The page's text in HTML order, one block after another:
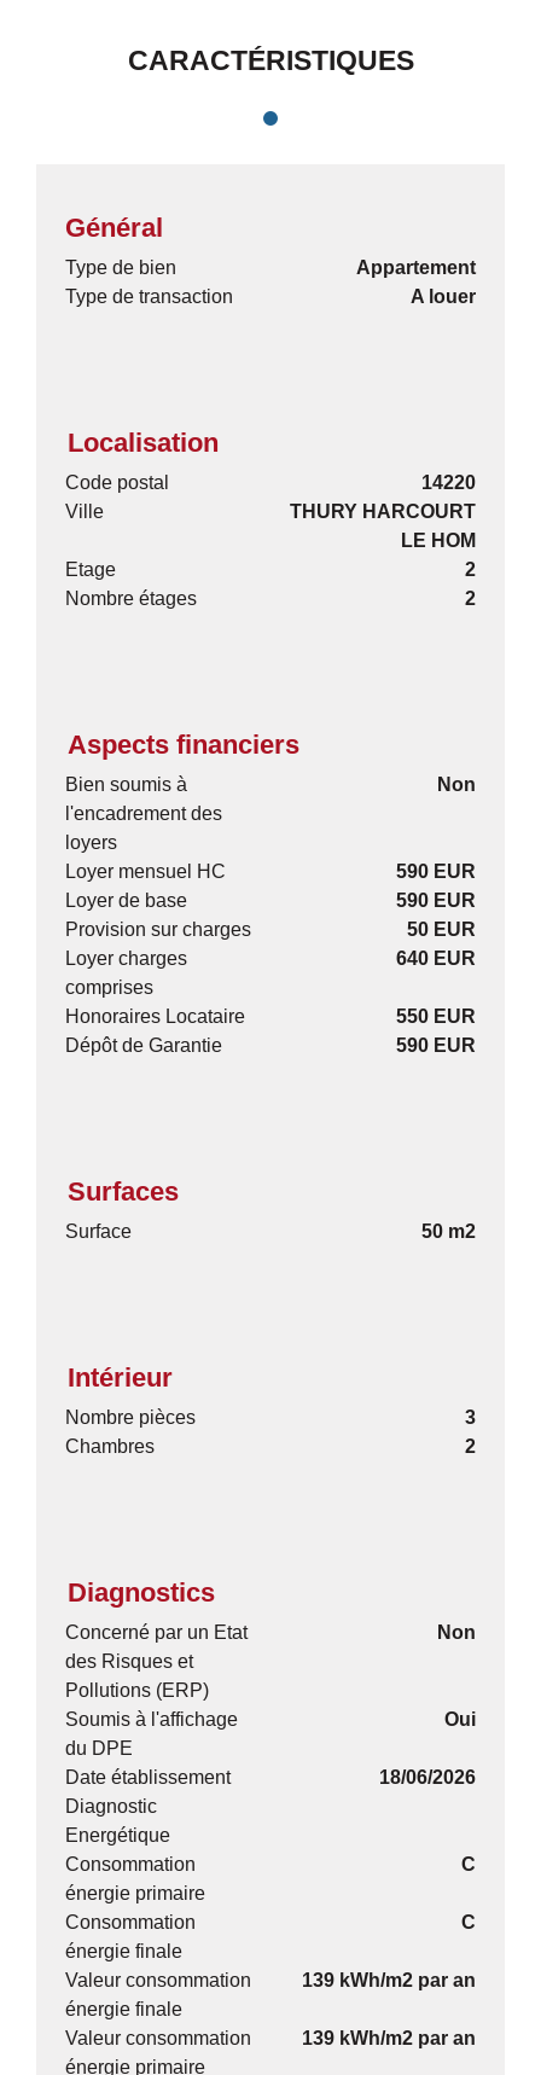
CARACTÉRISTIQUES
Général
Type de bien
Appartement
Type de transaction
A louer
Localisation
Code postal
14220
Ville
THURY HARCOURT
LE HOM
Etage
2
Nombre étages
2
Aspects financiers
Bien soumis à
l'encadrement des
loyers
Non
Loyer mensuel HC
590 EUR
Loyer de base
590 EUR
Provision sur charges
50 EUR
Loyer charges
comprises
640 EUR
Honoraires Locataire
550 EUR
Dépôt de Garantie
590 EUR
Surfaces
Surface 50 m2
Intérieur
Nombre pièces
3
Chambres
2
Diagnostics
Concerné par un Etat
des Risques et
Pollutions (ERP)
Non
Soumis à l'affichage
du DPE
Oui
Date établissement
Diagnostic
Energétique
18/06/2026
Consommation
énergie primaire
C
Consommation
énergie finale
C
Valeur consommation
énergie finale
139 kWh/m2 par an
Valeur consommation
énergie primaire
139 kWh/m2 par an